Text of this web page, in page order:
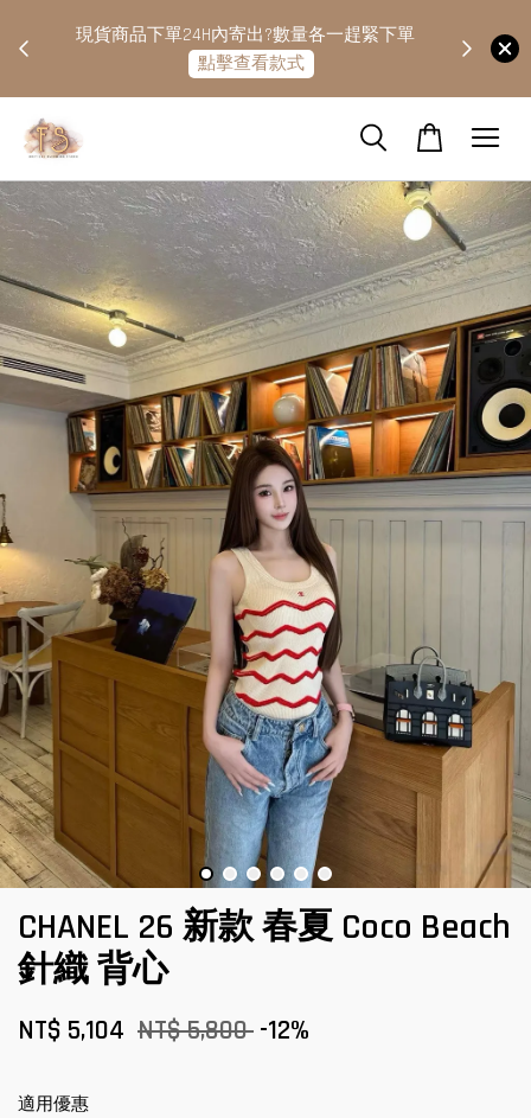
現貨商品下單24H內寄出?數量各一趕緊下單
點擊查看款式
CHANEL 26 新款 春夏 Coco Beach
針織 背心
NT$ 5,104 NT$ 5,800 -12%
適用優惠